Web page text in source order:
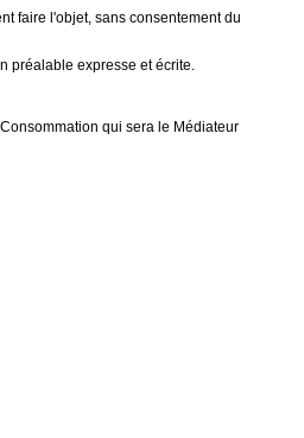
faire l'objet, sans consentement du
préalable expresse et écrite.
qui sera le Médiateur